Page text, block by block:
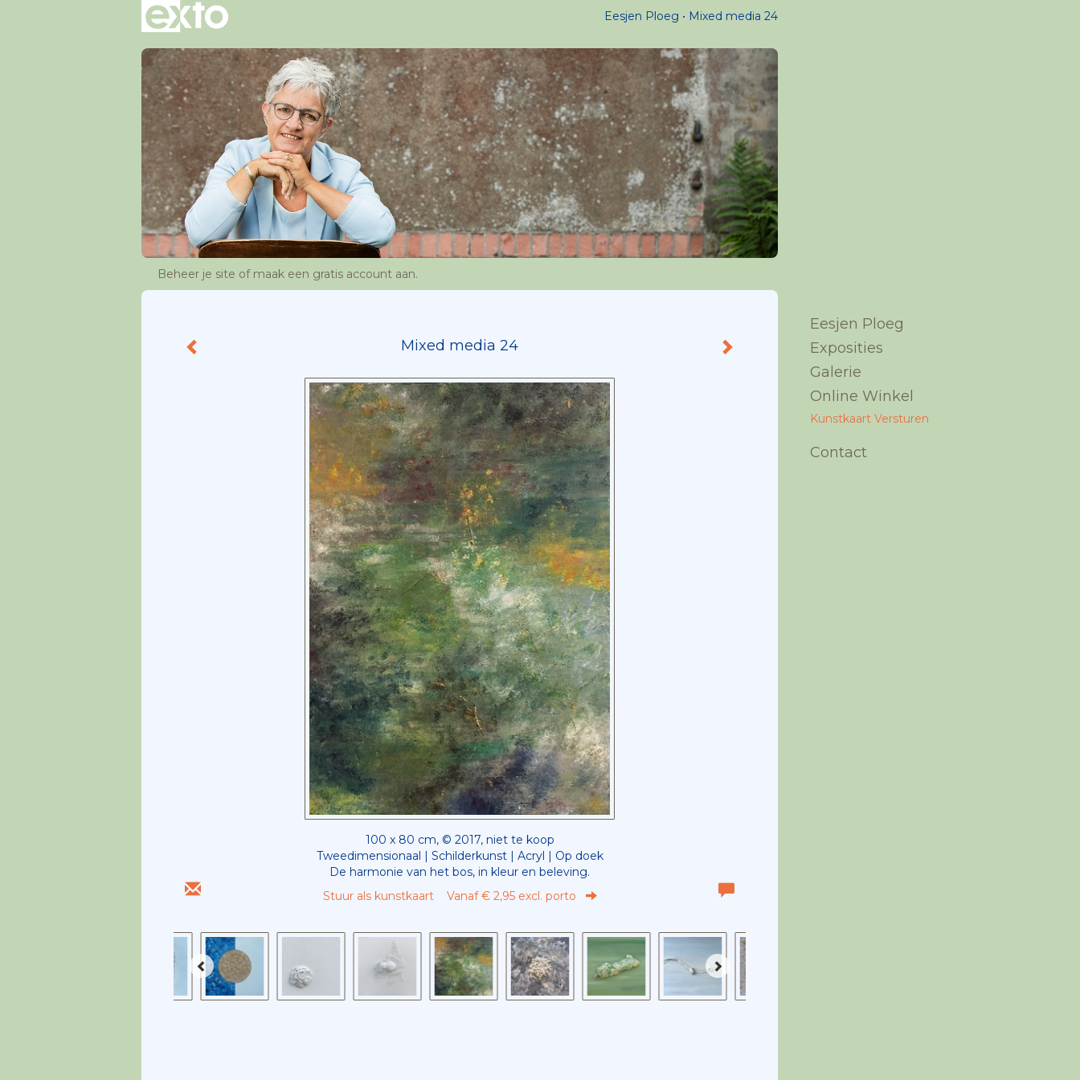
Eesjen Ploeg Mixed media 24
Beheer je site of maak een gratis account aan.
Mixed media 24
100 x 80 cm, © 2017, niet te koop
Tweedimensionaal | Schilderkunst | Acryl | Op doek
De harmonie van het bos, in kleur en beleving.
Stuur als kunstkaart Vanaf € 2,95 excl. porto
Eesjen Ploeg
Exposities
Galerie
Online Winkel
Kunstkaart Versturen
Contact